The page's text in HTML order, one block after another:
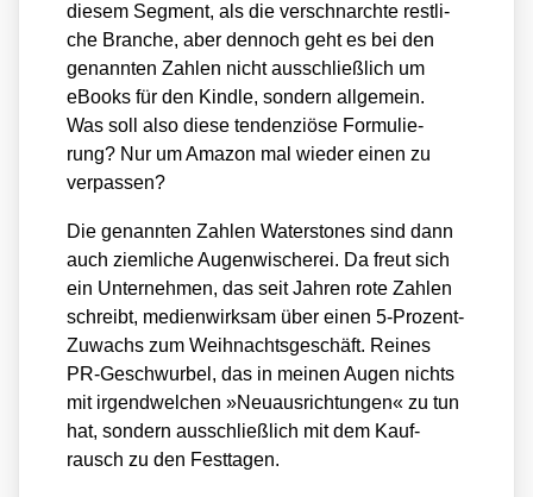
die­sem Seg­ment, als die ver­schnarch­te rest­li­
che Bran­che, aber den­noch geht es bei den
genann­ten Zah­len nicht aus­schließ­lich um
eBooks für den Kind­le, son­dern all­ge­mein.
Was soll also die­se ten­den­ziö­se For­mu­lie­
rung? Nur um Ama­zon mal wie­der einen zu
ver­pas­sen?
Die genann­ten Zah­len Water­sto­nes sind dann
auch ziem­li­che Augen­wi­sche­rei. Da freut sich
ein Unter­neh­men, das seit Jah­ren rote Zah­len
schreibt, medi­en­wirk­sam über einen 5‑Pro­zent-
Zuwachs zum Weih­nachts­ge­schäft. Rei­nes
PR-Geschwur­bel, das in mei­nen Augen nichts
mit irgend­wel­chen »Neu­aus­rich­tun­gen« zu tun
hat, son­dern aus­schließ­lich mit dem Kauf­
rausch zu den Fest­ta­gen.